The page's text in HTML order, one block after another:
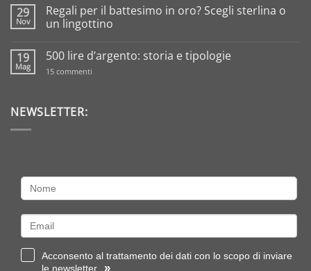
da
investimento:
come
29
Nov
Regali per il battesimo in oro? Scegli sterlina o
un lingottino
su
per
oro?
Scegli
19
Mag
500 lire d’argento: storia e tipologie
15 commenti
NEWSLETTER:
Acconsento al trattamento dei dati con lo scopo di inviare
le newsletter
»